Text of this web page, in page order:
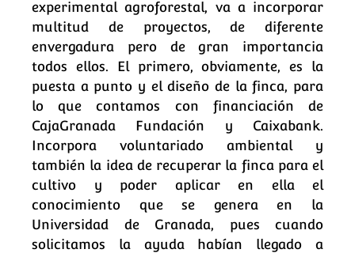
experimental agroforestal, va a incorporar
multitud de proyectos, de diferente
envergadura pero de gran importancia
todos ellos. El primero, obviamente, es la
puesta a punto y el diseño de la finca, para
lo que contamos con financiación de
CajaGranada Fundación y Caixabank.
Incorpora voluntariado ambiental y
también la idea de recuperar la finca para el
cultivo y poder aplicar en ella el
conocimiento que se genera en la
Universidad de Granada, pues cuando
solicitamos la ayuda habían llegado a